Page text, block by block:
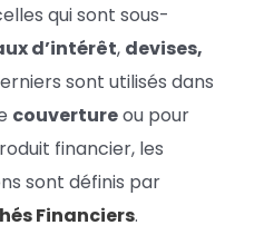
qui sont sous-
d’intérêt, devises,
sont utilisés dans
couvertureou pour
financier, les
sont définis par
Financiers.